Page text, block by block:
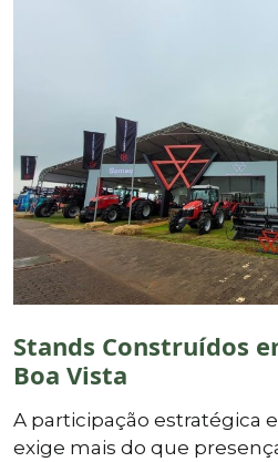
Stands Construídos
Boa Vista
A participação estratégica
exige mais do que